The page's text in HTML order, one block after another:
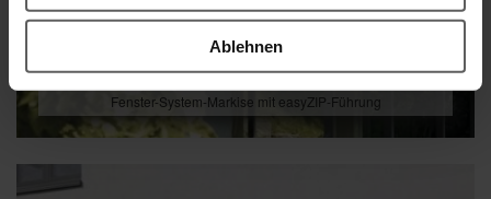
Ablehnen
Fenster-System-Markise mit easyZIP-Führung